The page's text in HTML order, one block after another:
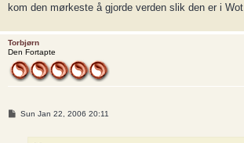
kom den mørkeste å gjorde verden slik den er i Wot
Torbjørn
Den Fortapte
PSun Jan 22, 2006 20:11